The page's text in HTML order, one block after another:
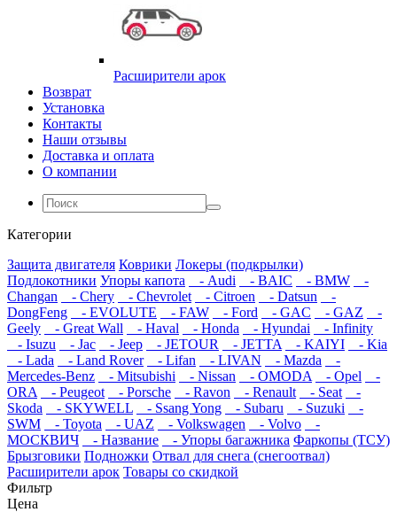
Расширители арок
Возврат
Установка
Контакты
Наши отзывы
Доставка и оплата
О компании
Категории
Защита двигателя Коврики Локеры (подкрылки)
Подлокотники Упоры капота - Audi - BAIC - BMW
-
Changan
- Chery - Chevrolet - Citroen - Datsun
-
DongFeng
- EVOLUTE - FAW - Ford - GAC - GAZ
-
Geely
- Great Wall - Haval - Honda - Hyundai
- Infinity
- Isuzu
- Jac - Jeep - JETOUR - JETTA - KAIYI
- Kia
- Lada
- Land Rover - Lifan - LIVAN - Mazda
-
Mercedes-Benz
- Mitsubishi - Nissan - OMODA - Opel
-
ORA
- Peugeot - Porsche - Ravon - Renault - Seat
-
Skoda
- SKYWELL - Ssang Yong - Subaru - Suzuki
-
SWM
- Toyota - UAZ - Volkswagen - Volvo
-
МОСКВИЧ
- Название - Упоры багажника Фаркопы (ТСУ)
Брызговики Подножки Отвал для снега (снегоотвал)
Расширители арок Товары со скидкой
Фильтр
Цена